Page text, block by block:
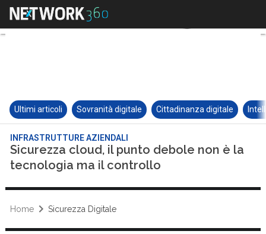
Ultimi articoli Sovranità digitale Cittadinanza digitale
INFRASTRUTTURE AZIENDALI
Sicurezza cloud, il punto debole non è la
tecnologia ma il controllo
Home Sicurezza Digitale